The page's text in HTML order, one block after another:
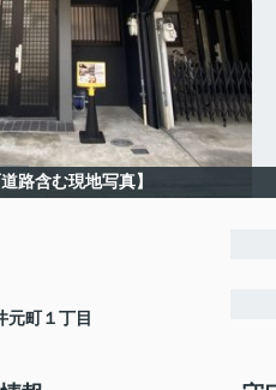
道路含む現地写真】
元町 １丁目